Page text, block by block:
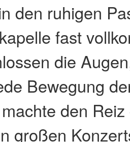
den ruhigen
fast
die
Bewegung
den
großen